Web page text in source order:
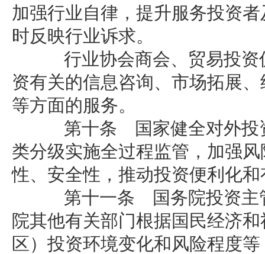
加强行业自律，提升服务投资
时反映行业诉求。
行业协会商会、贸易投资
资有关的信息咨询、市场拓展
等方面的服务。
第十条 国家健全对外投资
类分级实施全过程监管，加强
性、安全性，推动投资便利化
第十一条 国务院投资主管
院其他有关部门根据国民经济
区）投资环境变化和风险程度